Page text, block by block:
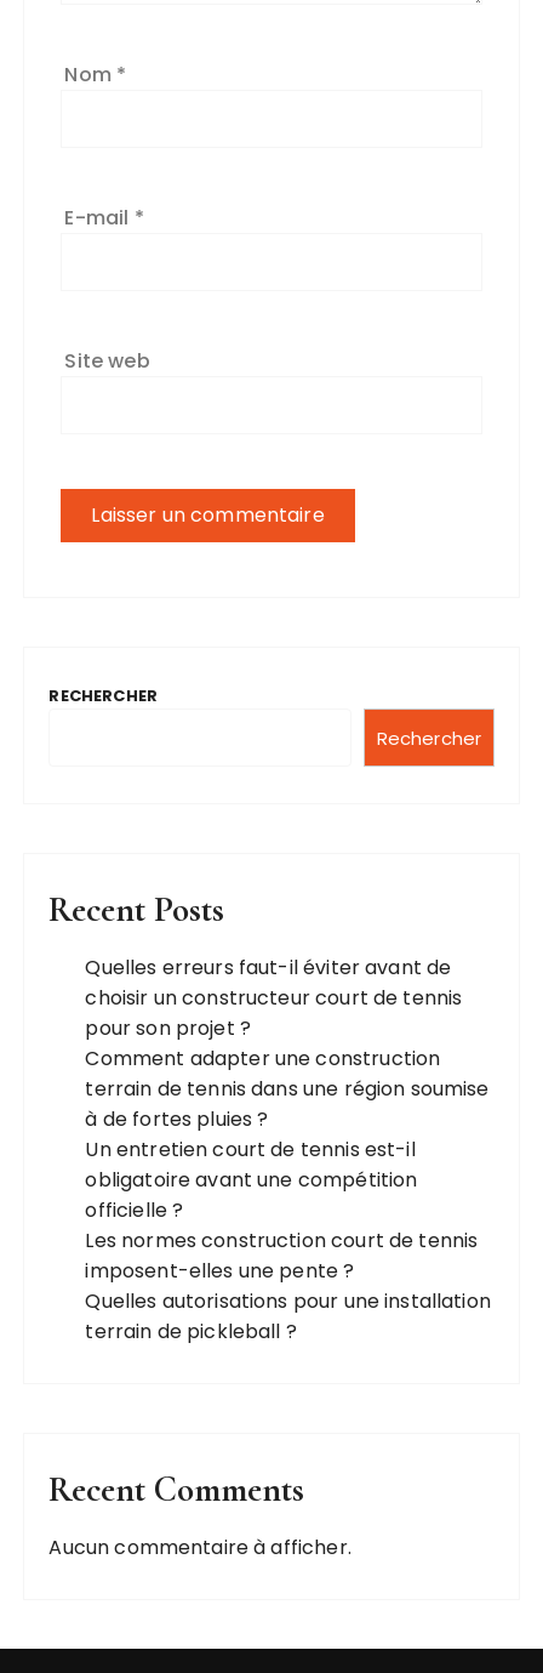
Nom *
E-mail *
Site web
RECHERCHER
Rechercher
Recent Posts
Quelles erreurs faut-il éviter avant de
choisir un constructeur court de tennis
pour son projet ?
Comment adapter une construction
terrain de tennis dans une région soumise
à de fortes pluies ?
Un entretien court de tennis est-il
obligatoire avant une compétition
officielle ?
Les normes construction court de tennis
imposent-elles une pente ?
Quelles autorisations pour une installation
terrain de pickleball ?
Recent Comments
Aucun commentaire à afficher.